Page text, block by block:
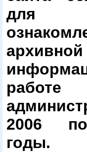
для
архивной
работе
2006
годы.